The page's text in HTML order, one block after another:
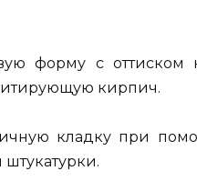
форму с
кирпич.
кладку при